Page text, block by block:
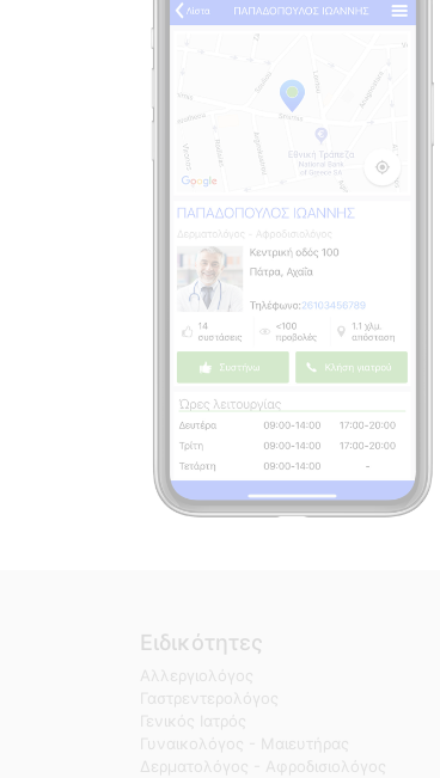
Ειδικότητες
Αλλεργιολόγος
Γαστρεντερολόγος
Γενικός Ιατρός
Γυναικολόγος - Μαιευτήρας
Δερματολόγος - Αφροδισιολόγος